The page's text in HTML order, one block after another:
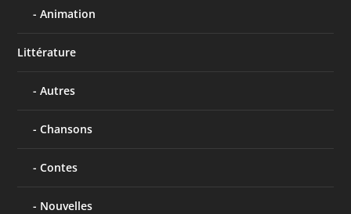
Animation
Littérature
Autres
Chansons
Contes
Nouvelles